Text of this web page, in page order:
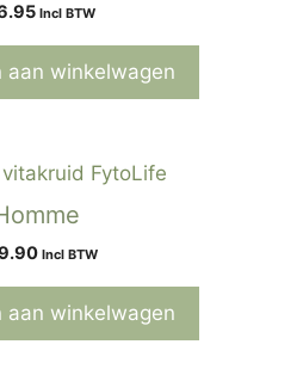
Incl BTW
aan winkelwagen
Incl BTW
aan winkelwagen